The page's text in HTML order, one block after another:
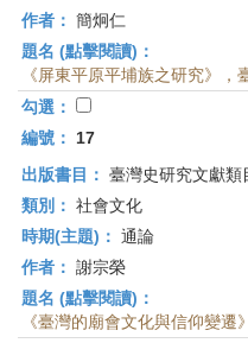
作者： 簡炯仁
題名 (點擊閱讀)：
《屏東平原平埔族之研究》，
勾選：
編號：
17
出版書目： 臺灣史研究文獻類
類別： 社會文化
時期(主題)： 通論
作者： 謝宗榮
題名 (點擊閱讀)：
《臺灣的廟會文化與信仰變遷